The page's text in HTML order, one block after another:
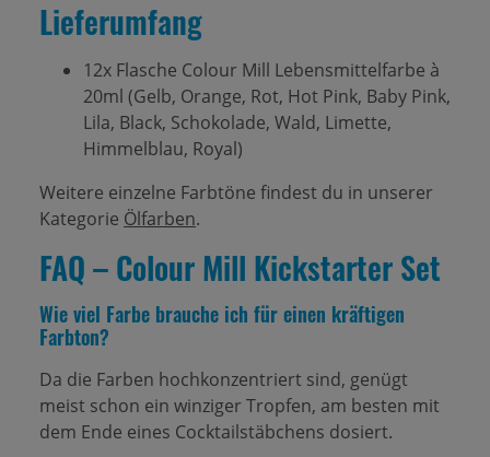
Lieferumfang
12x Flasche Colour Mill Lebensmittelfarbe à
20ml (Gelb, Orange, Rot, Hot Pink, Baby Pink,
Lila, Black, Schokolade, Wald, Limette,
Himmelblau, Royal)
Weitere einzelne Farbtöne findest du in unserer
Kategorie Ölfarben.
FAQ – Colour Mill Kickstarter Set
Wie viel Farbe brauche ich für einen kräftigen
Farbton?
Da die Farben hochkonzentriert sind, genügt
meist schon ein winziger Tropfen, am besten mit
dem Ende eines Cocktailstäbchens dosiert.